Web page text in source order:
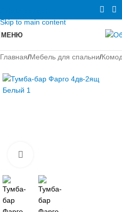
Skip to main content
МЕНЮ
Главная/Мебель для спальни/